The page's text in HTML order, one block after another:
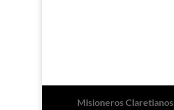
Misioneros Claretianos